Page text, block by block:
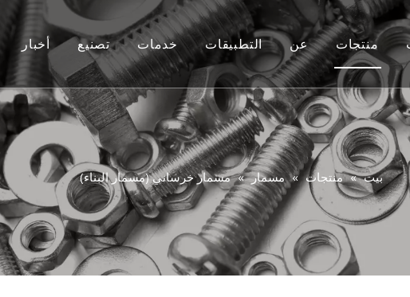
أخبار تصنيع
فيديو
خدمات
مخصص
التشاور
التعليمات
التطبيقات عن منتجات
أفسد
بولت
بندق
غسالة
برشام
بيت » منتجات » مسمار » مسمار خرساني (مسمار البناء)